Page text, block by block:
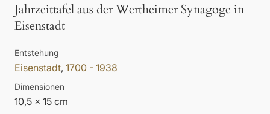
Jahrzeittafel aus der Wertheimer Synagoge in
Eisenstadt
Entstehung
Eisenstadt, 1700 - 1938
Dimensionen
10,5 x 15 cm